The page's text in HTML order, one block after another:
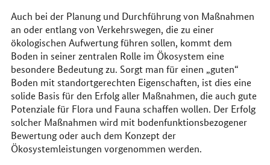
Auch bei der Planung und Durchführung von Maßnahmen
an oder entlang von Verkehrswegen, die zu einer
ökologischen Aufwertung führen sollen, kommt dem
Boden in seiner zentralen Rolle im Ökosystem eine
besondere Bedeutung zu. Sorgt man für einen „guten“
Boden mit standortgerechten Eigenschaften, ist dies eine
solide Basis für den Erfolg aller Maßnahmen, die auch gute
Potenziale für Flora und Fauna schaffen wollen. Der Erfolg
solcher Maßnahmen wird mit bodenfunktionsbezogener
Bewertung oder auch dem Konzept der
Ökosystemleistungen vorgenommen werden.